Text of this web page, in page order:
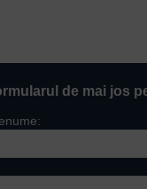
de mai jos